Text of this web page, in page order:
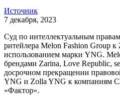
Источник
7 декабря, 2023
Суд по интеллектуальным
ритейлера Melon Fashion Group к
использованием марки YNG.
брендами Zarina, Love Republic,
досрочном прекращении
YNG и Zolla YNG к компаниям
«Фактор».